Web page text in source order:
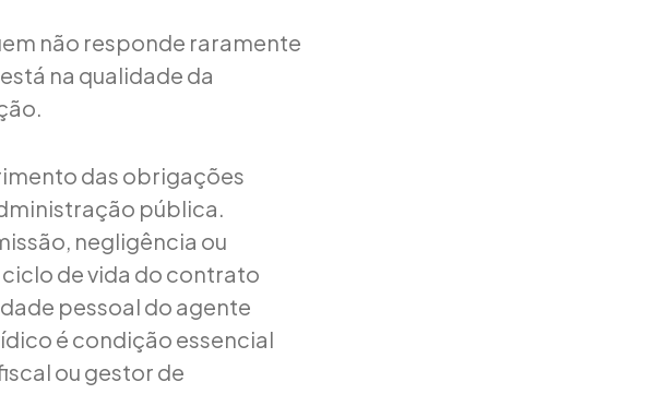
não responde raramente
na qualidade da
das obrigações
pública.
negligência ou
de vida do contrato
pessoal do agente
é condição essencial
ou gestor de